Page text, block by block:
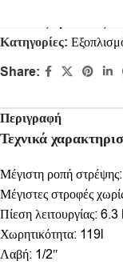
Κατηγορίες:
Share:
Περιγραφή
Τεχνικά
Μέγιστη ροπή
Μέγιστες στροφές
Πίεση λειτουργίας:
Χωρητικότητα: 119l
Λαβή: 1/2″